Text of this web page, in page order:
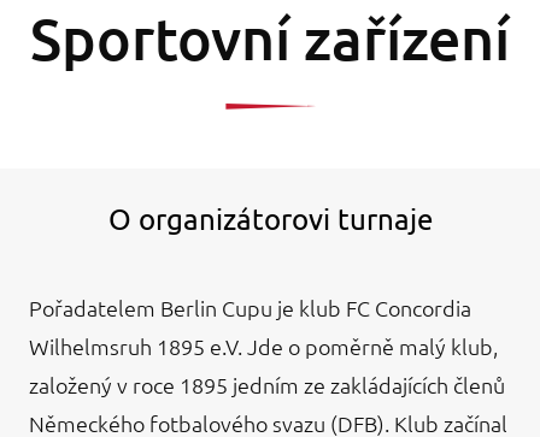
Sportovní zařízení
O organizátorovi turnaje
Pořadatelem Berlin Cupu je klub FC Concordia
Wilhelmsruh 1895 e.V. Jde o poměrně malý klub,
založený v roce 1895 jedním ze zakládajících členů
Německého fotbalového svazu (DFB). Klub začínal